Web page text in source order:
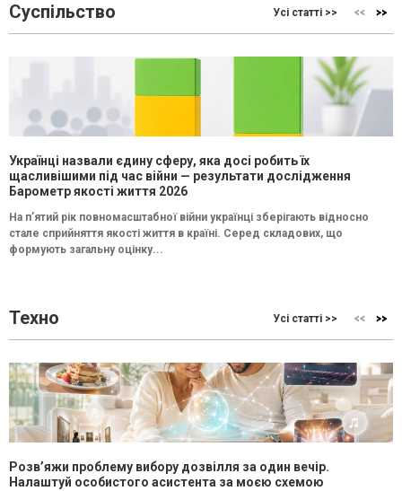
Суспільство Усі статті >>
Українці назвали єдину сферу, яка досі робить їх
щасливішими під час війни — результати дослідження
Барометр якості життя 2026
На п’ятий рік повномасштабної війни українці зберігають відносно
стале сприйняття якості життя в країні. Серед складових, що
формують загальну оцінку...
Техно Усі статті >>
Розв’яжи проблему вибору дозвілля за один вечір.
Налаштуй особистого асистента за моєю схемою